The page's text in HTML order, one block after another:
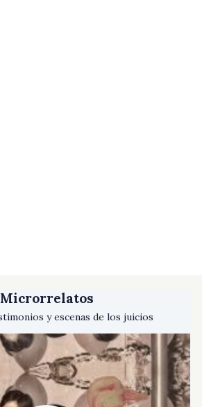
Microrrelatos
y escenas de los juicios